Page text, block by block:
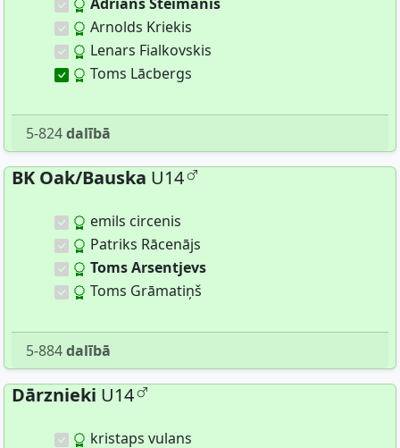
Arnolds Kriekis
Lenars Fialkovskis
Toms Lācbergs
5-824dalībā
BK Oak/Bauska U14
emils circenis
Patriks Rācenājs
Toms Arsentjevs
Toms Grāmatiņš
5-884dalībā
Dārznieki U14
kristaps vulans